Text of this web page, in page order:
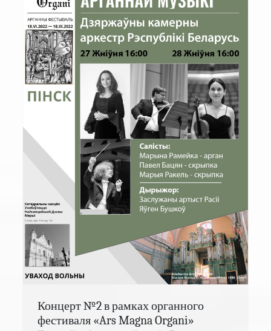
Концерт №2 в рамках органного
фестиваля «Ars Magna Organi»